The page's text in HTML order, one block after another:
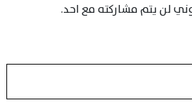
لن يتم مشاركته مع احد.